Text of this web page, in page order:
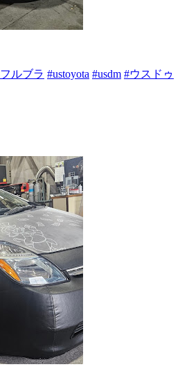
ルブラ #ustoyota #usdm #ウスドゥ